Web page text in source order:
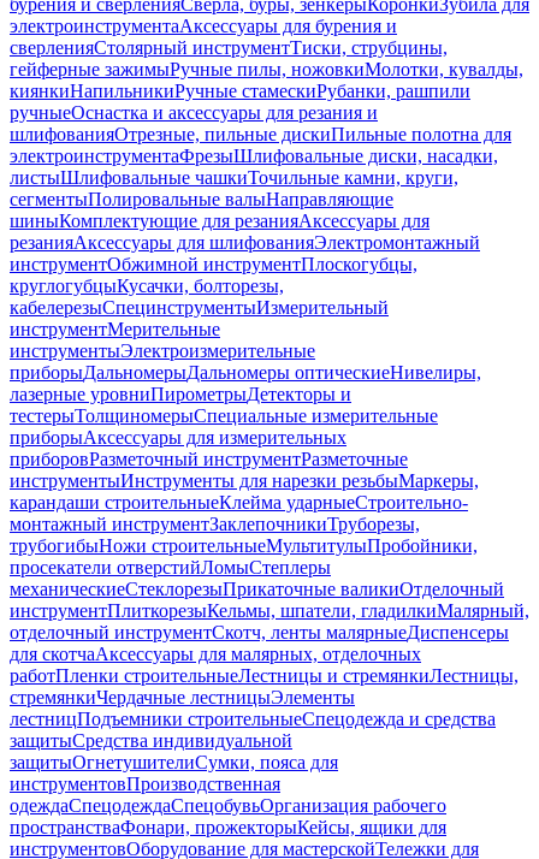
бурения и сверленияСверла, буры, зенкерыКоронкиЗубила для
электроинструментаАксессуары для бурения и
сверленияСтолярный инструментТиски, струбцины,
гейферные зажимыРучные пилы, ножовкиМолотки, кувалды,
киянкиНапильникиРучные стамескиРубанки, рашпили
ручныеОснастка и аксессуары для резания и
шлифованияОтрезные, пильные дискиПильные полотна для
электроинструментаФрезыШлифовальные диски, насадки,
листыШлифовальные чашкиТочильные камни, круги,
сегментыПолировальные валыНаправляющие
шиныКомплектующие для резанияАксессуары для
резанияАксессуары для шлифованияЭлектромонтажный
инструментОбжимной инструментПлоскогубцы,
круглогубцыКусачки, болторезы,
кабелерезыСпецинструментыИзмерительный
инструментМерительные
инструментыЭлектроизмерительные
приборыДальномерыДальномеры оптическиеНивелиры,
лазерные уровниПирометрыДетекторы и
тестерыТолщиномерыСпециальные измерительные
приборыАксессуары для измерительных
приборовРазметочный инструментРазметочные
инструментыИнструменты для нарезки резьбыМаркеры,
карандаши строительныеКлейма ударныеСтроительно-
монтажный инструментЗаклепочникиТруборезы,
трубогибыНожи строительныеМультитулыПробойники,
просекатели отверстийЛомыСтеплеры
механическиеСтеклорезыПрикаточные валикиОтделочный
инструментПлиткорезыКельмы, шпатели, гладилкиМалярный,
отделочный инструментСкотч, ленты малярныеДиспенсеры
для скотчаАксессуары для малярных, отделочных
работПленки строительныеЛестницы и стремянкиЛестницы,
стремянкиЧердачные лестницыЭлементы
лестницПодъемники строительныеСпецодежда и средства
защитыСредства индивидуальной
защитыОгнетушителиСумки, пояса для
инструментовПроизводственная
одеждаСпецодеждаСпецобувьОрганизация рабочего
пространстваФонари, прожекторыКейсы, ящики для
инструментовОборудование для мастерскойТележки для